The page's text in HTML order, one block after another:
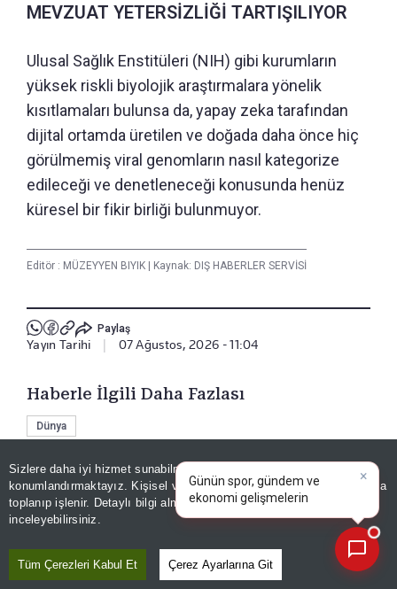
Sizlere daha iyi hizmet sunabilmek adına sitemizde
konumlandırmaktayız. Kişisel verileriniz, KVKK ve GDPR kapsamında
toplanıp işlenir. Detaylı bilgi almak içinAydınlatma Metnimizi
inceleyebilirsiniz.
Tüm Çerezleri Kabul Et Çerez Ayarlarına Git
MEVZUAT YETERSİZLİĞİ TARTIŞILIYOR
Ulusal Sağlık Enstitüleri (NIH) gibi kurumların
yüksek riskli biyolojik araştırmalara yönelik
kısıtlamaları bulunsa da, yapay zeka tarafından
dijital ortamda üretilen ve doğada daha önce hiç
görülmemiş viral genomların nasıl kategorize
edileceği ve denetleneceği konusunda henüz
küresel bir fikir birliği bulunmuyor.
Editör : MÜZEYYEN BIYIK | Kaynak: DIŞ HABERLER SERVİSİ
Paylaş
Yayın Tarihi 07 Ağustos, 2026 - 11:04
Haberle İlgili Daha Fazlası
Dünya
Bizi Takip Edin
×
Günün spor, gündem ve
ekonomi gelişmelerini analiz
edin!